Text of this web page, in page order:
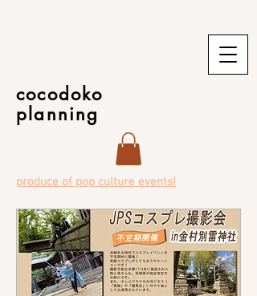
cocodoko
planning
produce of pop culture events!